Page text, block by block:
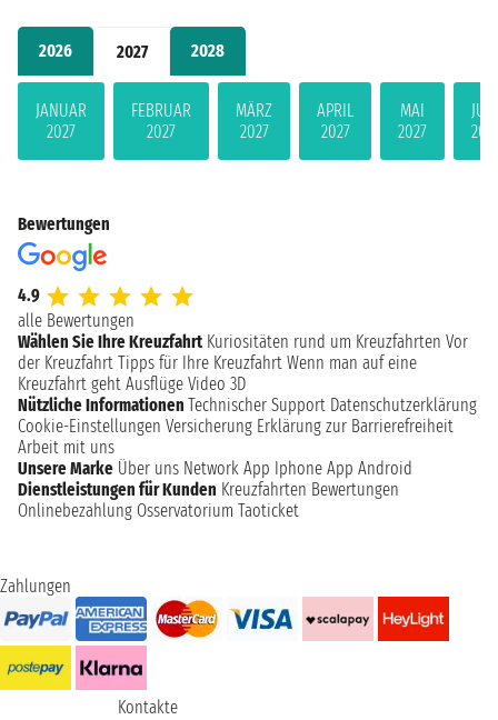
2026 2027 2028
JANUAR
2027
FEBRUAR
2027
MÄRZ
2027
APRIL
2027
MAI
2027
Bewertungen
4.9
alle Bewertungen
Wählen Sie Ihre Kreuzfahrt Kuriositäten rund um Kreuzfahrten Vor
der Kreuzfahrt Tipps für Ihre Kreuzfahrt Wenn man auf eine
Kreuzfahrt geht Ausflüge Video 3D
Nützliche Informationen Technischer Support Datenschutzerklärung
Cookie-Einstellungen Versicherung Erklärung zur Barrierefreiheit
Arbeit mit uns
Unsere Marke Über uns Network App Iphone App Android
Dienstleistungen für Kunden Kreuzfahrten Bewertungen
Onlinebezahlung Osservatorium Taoticket
Zahlungen
Kontakte